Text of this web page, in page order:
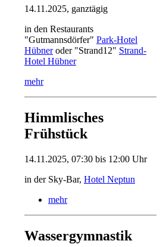
14.11.2025, ganztägig
in den Restaurants
"Gutmannsdörfer" Park-Hotel
Hübneroder "Strand12" Strand-
Hotel Hübner
mehr
Himmlisches
Frühstück
14.11.2025, 07:30 bis 12:00 Uhr
in der Sky-Bar, Hotel Neptun
mehr
Wassergymnastik